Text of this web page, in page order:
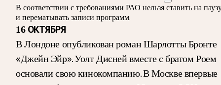
В соответствии с требованиями РАО нельзя ставить на
и перематывать записи программ.
16 ОКТЯБРЯ
В Лондоне опубликован роман Шарлотты Бронте
«Джейн Эйр». Уолт Дисней вместе с братом Роем
основали свою кинокомпанию. В Москве впервые